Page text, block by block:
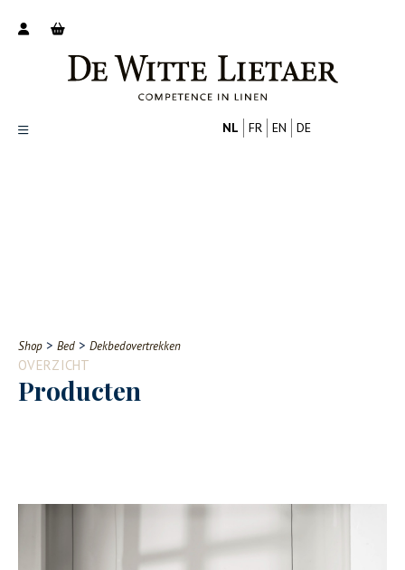
Contact
NL FR EN DE
Shop > Bed > Dekbedovertrekken
OVERZICHT
Producten